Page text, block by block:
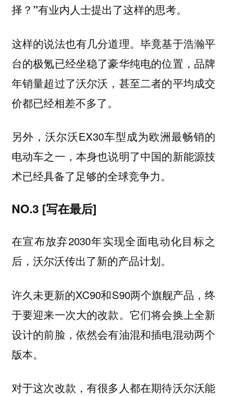
择？”有业内人士提出了这样的思考。
这样的说法也有几分道理。毕竟基于浩瀚平
台的极氪已经坐稳了豪华纯电的位置，品牌
年销量超过了沃尔沃，甚至二者的平均成交
价都已经相差不多了。
另外，沃尔沃EX30车型成为欧洲最畅销的
电动车之一，本身也说明了中国的新能源技
术已经具备了足够的全球竞争力。
NO.3 [写在最后]
在宣布放弃2030年实现全面电动化目标之
后，沃尔沃传出了新的产品计划。
许久未更新的XC90和S90两个旗舰产品，终
于要迎来一次大的改款。它们将会换上全新
设计的前脸，依然会有油混和插电混动两个
版本。
对于这次改款，有很多人都在期待沃尔沃能